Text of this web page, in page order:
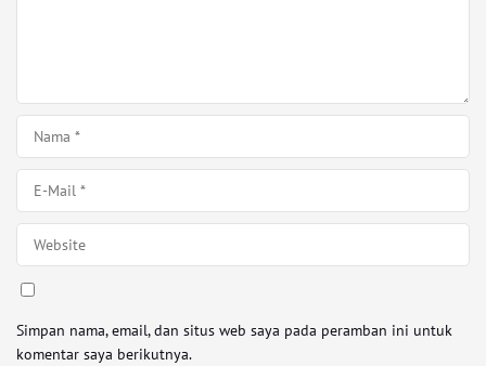
Simpan nama, email, dan situs web saya pada peramban ini untuk
komentar saya berikutnya.